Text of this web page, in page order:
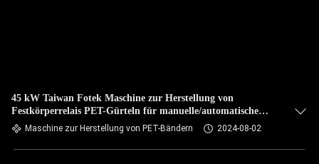
45 kW Taiwan Fotek Maschine zur Herstellung von
Festkörperrelais PET-Gürteln für manuelle/automatische
Wicklung
Maschine zur Herstellung von PET-Bändern 2024-08-02